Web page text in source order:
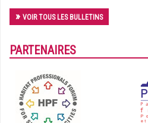
Forum
Actualités
VOIR TOUS LES BULLETINS
PARTENAIRES